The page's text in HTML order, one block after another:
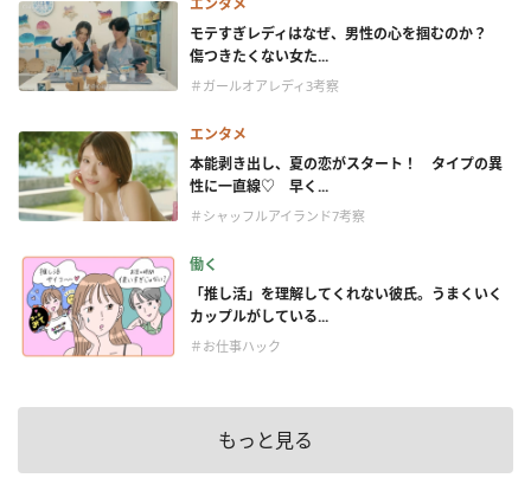
エンタメ
モテすぎレディはなぜ、男性の心を掴むのか？
傷つきたくない女た...
＃ガールオアレディ3考察
エンタメ
本能剥き出し、夏の恋がスタート！ タイプの異
性に一直線♡ 早く...
＃シャッフルアイランド7考察
働く
「推し活」を理解してくれない彼氏。うまくいく
カップルがしている...
＃お仕事ハック
もっと見る